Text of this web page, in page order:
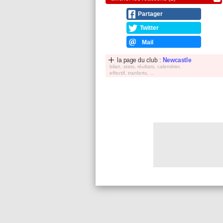
Partager
Twitter
Mail
la page du club : Newcastle
bilan, stats, réultats, calendrier,
effectif, tranferts, ...